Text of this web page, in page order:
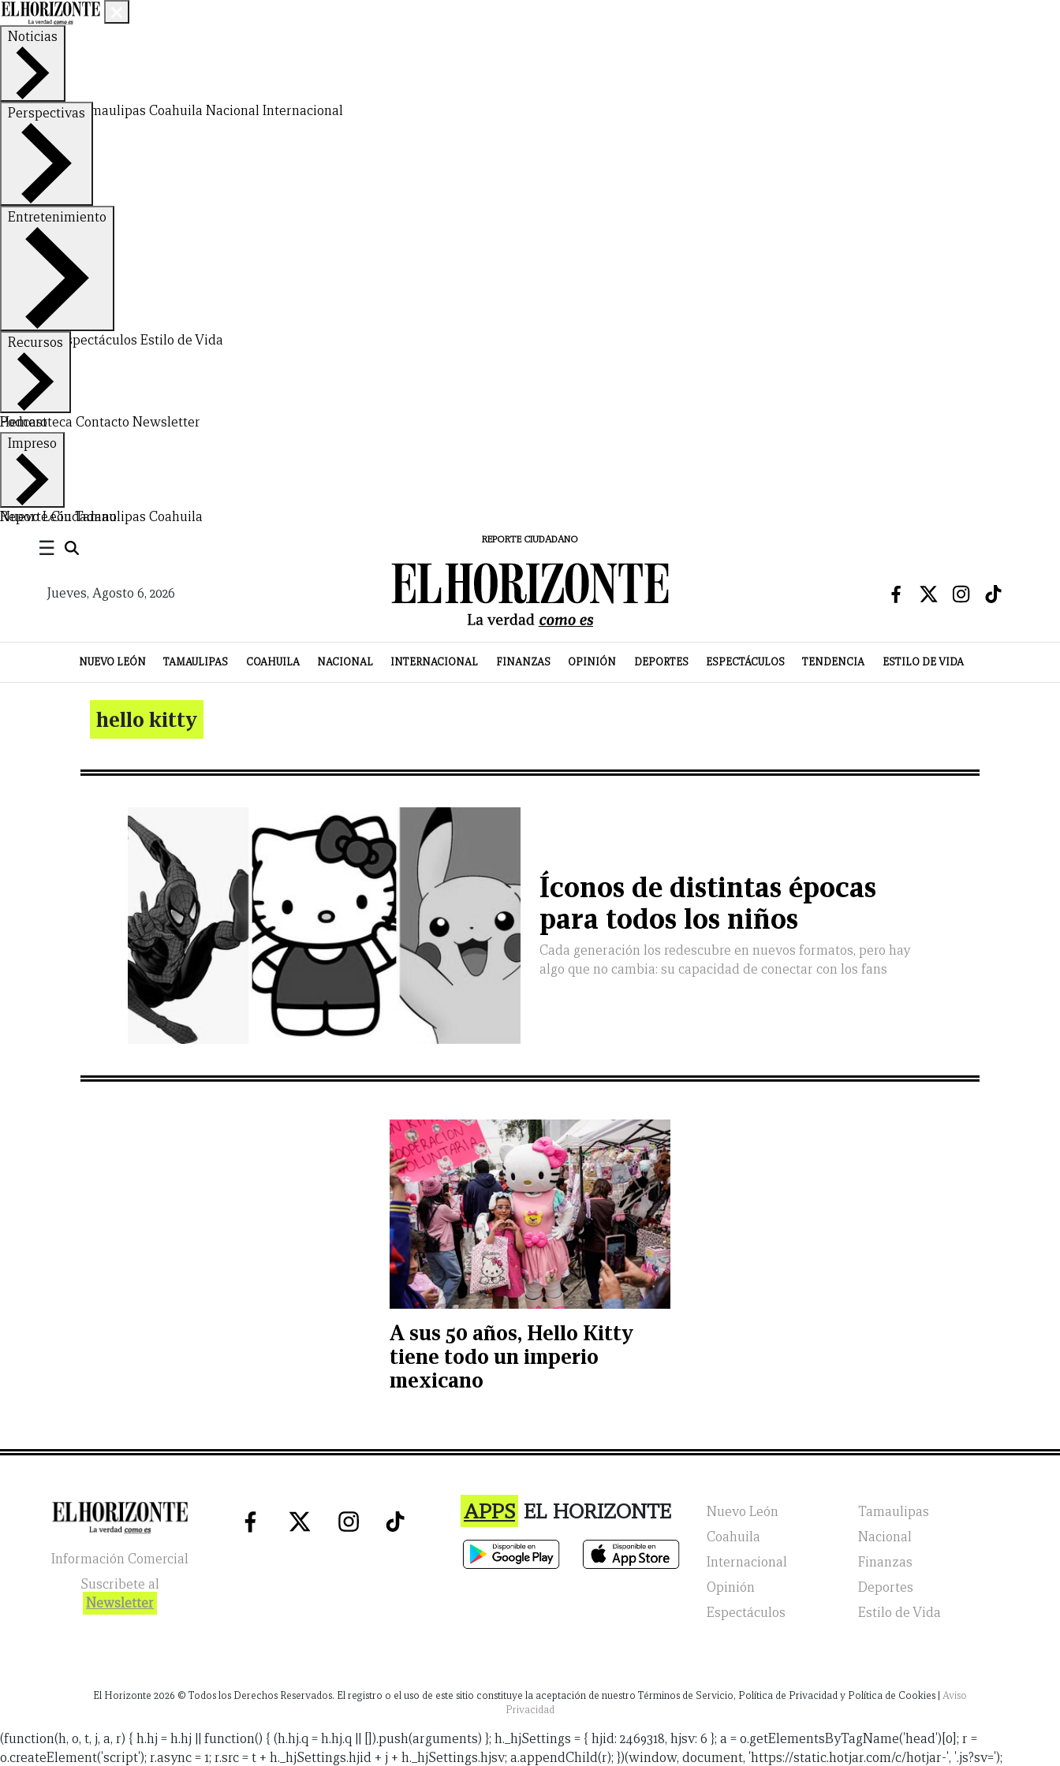
Noticias
Nuevo LeónTamaulipas Coahuila NacionalInternacional
Perspectivas
FinanzasOpinión
Entretenimiento
DeportesEspectáculos Estilo de Vida
Recursos
Hemeroteca Contacto Newsletter
Podcast
Impreso
Nuevo LeónTamaulipas Coahuila
Reporte Ciudadano
☰ REPORTE CIUDADANO
Jueves, Agosto 6, 2026
NUEVO LEÓN TAMAULIPAS COAHUILA NACIONAL INTERNACIONAL FINANZAS OPINIÓN DEPORTES ESPECTÁCULOS TENDENCIA ESTILO DE VIDA
CERRAR
NUEVO
LEÓN
TAMAULIPAS
COAHUILA
NACIONAL
INTERNACIONAL
FINANZAS
OPINIÓN
DEPORTES
ESPECTÁCULOS
TENDENCIA
ESTILO
DE
VIDA
PODCAST
CONTACTO
NEWSLETTER
HEMEROTECA
SUPLEMENTOS
hello kitty
Íconos de distintas épocas
para todos los niños
Cada generación los redescubre en nuevos formatos, pero hay
algo que no cambia: su capacidad de conectar con los fans
A sus 50 años, Hello Kitty
tiene todo un imperio
mexicano
Información Comercial
Suscribete al
Newsletter
APPS EL HORIZONTE Nuevo León
Tamaulipas
Coahuila
Nacional
Internacional
Finanzas
Opinión
Deportes
Espectáculos
Estilo de Vida
El Horizonte 2026 © Todos los Derechos Reservados. El registro o el uso de este sitio constituye la aceptación de nuestro Términos de Servicio, Política de Privacidad y Política de Cookies | Aviso
Privacidad
(function(h, o, t, j, a, r) { h.hj = h.hj || function() { (h.hj.q = h.hj.q || []).push(arguments) }; h._hjSettings = { hjid: 2469318, hjsv: 6 }; a = o.getElementsByTagName('head')[0]; r =
o.createElement('script'); r.async = 1; r.src = t + h._hjSettings.hjid + j + h._hjSettings.hjsv; a.appendChild(r); })(window, document, 'https://static.hotjar.com/c/hotjar-', '.js?sv=');